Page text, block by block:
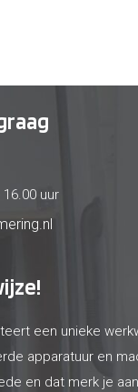
uur
een unieke
apparatuur en
en dat merk je